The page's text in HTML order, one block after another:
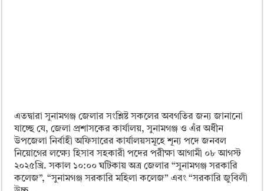
এতদ্বারা সুনামগঞ্জ জেলার সংশ্লিষ্ট সকলের অবগতির জন্য জানানো
যাচ্ছে যে, জেলা প্রশাসকের কার্যালয়, সুনামগঞ্জ ও এঁর অধীন
উপজেলা নির্বাহী অফিসারের কার্যালয়সমূহে শূন্য পদে জনবল
নিয়োগের লক্ষ্যে হিসাব সহকারী পদের পরীক্ষা আগামী ০৮ আগস্ট
২০২৫খ্রি. সকাল ১০:০০ ঘটিকায় অত্র জেলার “সুনামগঞ্জ সরকারি
কলেজ”, “সুনামগঞ্জ সরকারি মহিলা কলেজ” এবং “সরকারি জুবিলী